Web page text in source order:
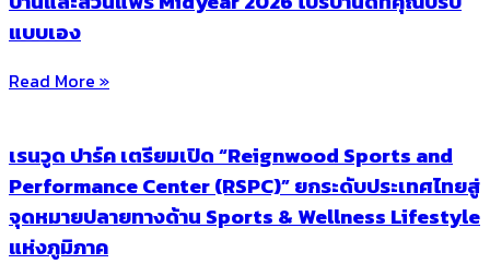
แบบเอง
Read More »
เรนวูด ปาร์ค เตรียมเปิด “Reignwood Sports and
Performance Center (RSPC)” ยกระดับประเทศไทยสู่
จุดหมายปลายทางด้าน Sports & Wellness Lifestyle
แห่งภูมิภาค